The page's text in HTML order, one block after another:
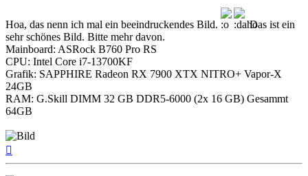
Hoa, das nenn ich mal ein beeindruckendes Bild.
Das ist ein
sehr schönes Bild. Bitte mehr davon.
Mainboard: ASRock B760 Pro RS
CPU: Intel Core i7-13700KF
Grafik: SAPPHIRE Radeon RX 7900 XTX NITRO+ Vapor-X
24GB
RAM: G.Skill DIMM 32 GB DDR5-6000 (2x 16 GB) Gesammt
64GB